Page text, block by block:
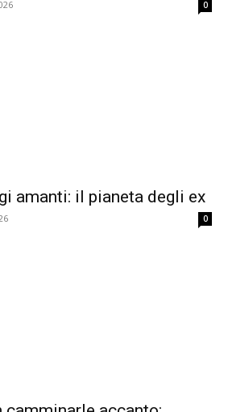
0
amanti: il pianeta degli ex
0